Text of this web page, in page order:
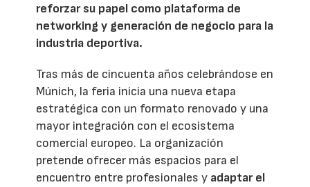
reforzar su papel como plataforma de
networking y generación de negocio para la
industria deportiva.
Tras más de cincuenta años celebrándose en
Múnich, la feria inicia una nueva etapa
estratégica con un formato renovado y una
mayor integración con el ecosistema
comercial europeo. La organización
pretende ofrecer más espacios para el
encuentro entre profesionales y adaptar el